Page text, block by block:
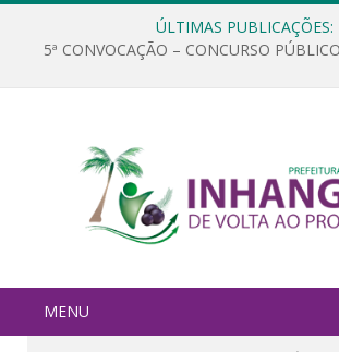
ÚLTIMAS PUBLICAÇÕES:
5ª CONVOCAÇÃO – CONCURSO
MENU